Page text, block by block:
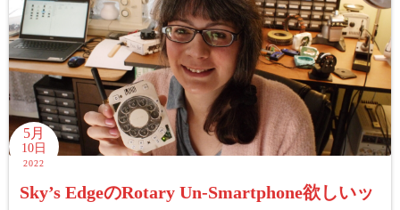
5月
10日
2022
Sky’s EdgeのRotary Un-Smartphone欲しいッ